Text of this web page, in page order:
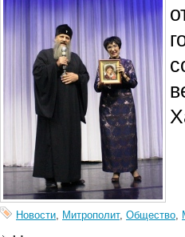
Новости, Митрополит, Общество,